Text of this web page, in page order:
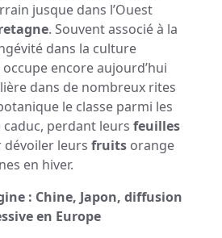
jusque dans l’Ouest
. Souvent associé à la
dans la culture
encore aujourd’hui
dans de nombreux rites
le classe parmi les
perdant leurs feuilles
dévoiler leurs fruits orange
en hiver.
: Chine, Japon, diffusion
en Europe